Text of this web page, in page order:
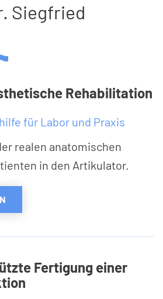
Siegfried
Rehabilitation
für Labor und Praxis
realen anatomischen
in den Artikulator.
Fertigung einer